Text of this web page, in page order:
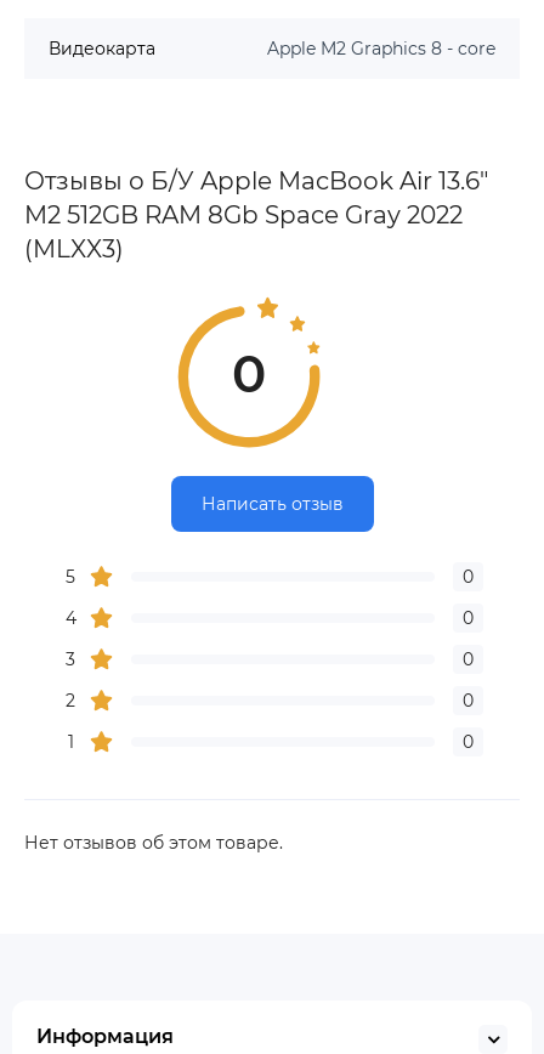
Видеокарта Apple M2 Graphics 8 - core
Отзывы о Б/У Apple MacBook Air 13.6"
M2 512GB RAM 8Gb Space Gray 2022
(MLXX3)
0
Написать отзыв
5
0
4
0
3
0
2
0
1
0
Нет отзывов об этом товаре.
Информация